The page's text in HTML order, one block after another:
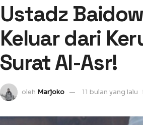
Ustadz
Keluar dari
Surat Al-Asr!
oleh Marjoko 11 bulan yang lalu